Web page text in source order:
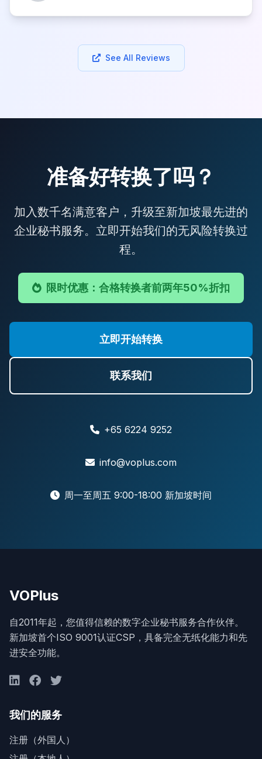
See All Reviews
准备好转换了吗？
加入数千名满意客户，升级至新加坡最先进的
企业秘书服务。立即开始我们的无风险转换过
程。
限时优惠：合格转换者前两年50%折扣
立即开始转换
联系我们
+65 6224 9252
info@voplus.com
周一至周五 9:00-18:00 新加坡时间
VOPlus
自2011年起，您值得信赖的数字企业秘书服务合作伙伴。
新加坡首个ISO 9001认证CSP，具备完全无纸化能力和先
进安全功能。
我们的服务
注册（外国人）